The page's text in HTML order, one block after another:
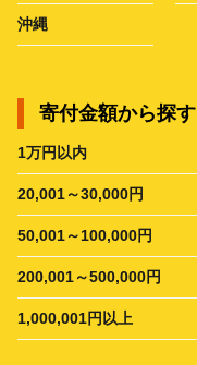
沖縄
寄付金額から探す
1万円以内
20,001～30,000円
50,001～100,000円
200,001～500,000円
1,000,001円以上